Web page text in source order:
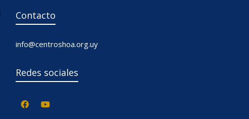
Contacto
info@centroshoa.org.uy
Redes sociales